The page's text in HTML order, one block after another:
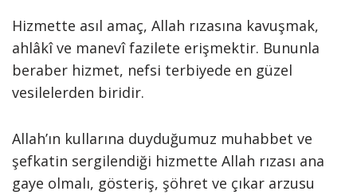
Hizmette asıl amaç, Allah rızasına kavuşmak,
ahlâkî ve manevî fazilete erişmektir. Bununla
beraber hizmet, nefsi terbiyede en güzel
vesilelerden biridir.
Allah’ın kullarına duyduğumuz muhabbet ve
şefkatin sergilendiği hizmette Allah rızası ana
gaye olmalı, gösteriş, şöhret ve çıkar arzusu